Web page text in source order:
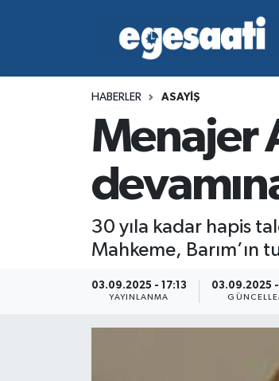
HABERLER ASAYİŞ
Menajer
30 yıla kadar hapis
Mahkeme, Barım’ın
03.09.2025 - 17:13
YAYINLANMA
03.09.2025 -
Yazarlar
MAGAZİN
RESMİ REKLAMLAR
EGEDEN HABERLER
SİYASET
MAGAZİN
Egemax TV
Trafik Durumu
Süper Lig Puan Durumu ve Fikstür
Tüm Manşetler
Son Dakika Haberleri